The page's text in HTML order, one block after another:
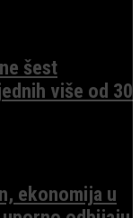
šest
više od 30
ekonomija u